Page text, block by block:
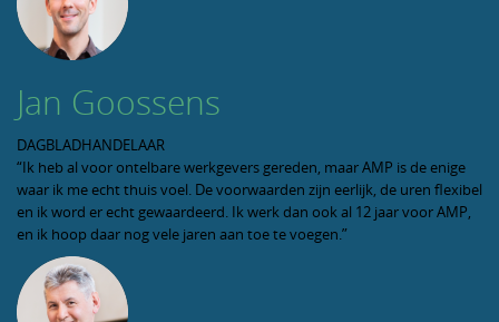
Jan Goossens
DAGBLADHANDELAAR
“Ik heb al voor ontelbare werkgevers gereden, maar AMP is de enige
waar ik me echt thuis voel. De voorwaarden zijn eerlijk, de uren flexibel
en ik word er echt gewaardeerd. Ik werk dan ook al 12 jaar voor AMP,
en ik hoop daar nog vele jaren aan toe te voegen.”